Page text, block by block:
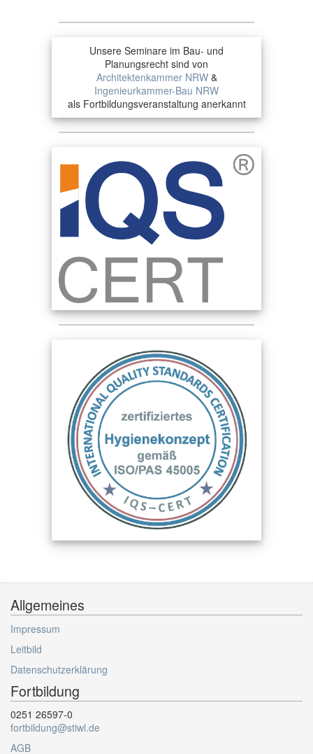
Unsere Seminare im Bau- und
Planungsrecht sind von
Architektenkammer NRW&
Ingenieurkammer-Bau NRW
als Fortbildungsveranstaltung anerkannt
Allgemeines
Impressum
Leitbild
Datenschutzerklärung
Fortbildung
0251 26597-0
fortbildung@stiwl.de
AGB